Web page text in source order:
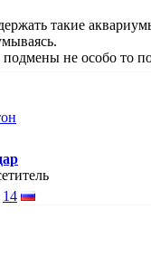
такие
подмены не особо то
14